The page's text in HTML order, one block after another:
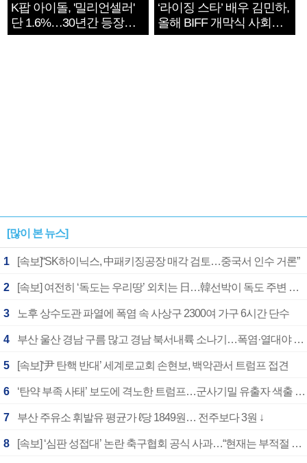
K팝 아이돌, '밀리언셀러'
단 1.6%…30년간 등장
1182개팀 전수조사
‘라이징 스타’ 배우 김민하,
올해 BIFF 개막식 사회자
확정
[많이 본 뉴스]
1 [속보]“SK하이닉스, 中패키징공장 매각 검토…중국서 인수 거론”
2 [속보] 여전히 ‘독도는 우리땅’ 외치는 日…韓선박이 독도 주변 해양조사 활동하자 반발
3 노후 상수도관 파열에 폭염 속 사상구 2300여 가구 6시간 단수
4 부산 울산 경남 구름 많고 경남 북서내륙 소나기…폭염·열대야 계속
5 [속보]‘尹 탄핵 반대’ 세계로교회 손현보, 백악관서 트럼프 접견
6 ‘탄약 부족 사태’ 보도에 격노한 트럼프…군사기밀 유출자 색출 지시
7 부산 주유소 휘발유 평균가 ℓ당 1849원… 전주보다 3원 ↓
8 [속보] ‘심판 성접대’ 논란 축구협회 공식 사과…“현재는 부적절 행위 없어”